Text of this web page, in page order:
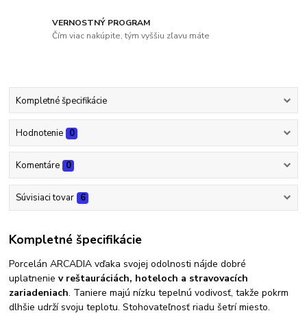
VERNOSTNÝ PROGRAM
Čím viac nakúpite, tým vyššiu zľavu máte
Kompletné špecifikácie
Hodnotenie 0
Komentáre 0
Súvisiaci tovar 6
Kompletné špecifikácie
Porcelán ARCADIA vďaka svojej odolnosti nájde dobré
uplatnenie v reštauráciách, hoteloch a stravovacích
zariadeniach. Taniere majú nízku tepelnú vodivosť, takže pokrm
dlhšie udrží svoju teplotu. Stohovateľnosť riadu šetrí miesto.